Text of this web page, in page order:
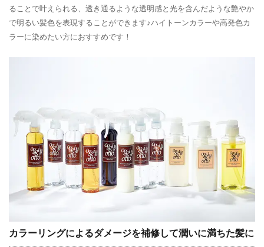
ることで叶えられる、透き通るような透明感と光を含んだような艶やか
で明るい髪色を表現することができます♪ハイトーンカラーや高発色カ
ラーに染めたい方におすすめです！
カラーリングによるダメージを補修して潤いに満ちた髪に